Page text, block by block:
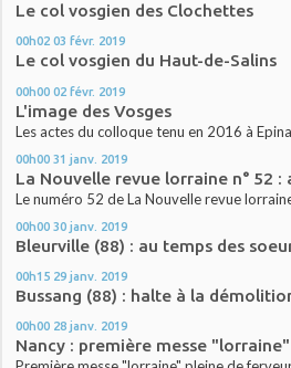
Le col vosgien des Clochettes
00h02 03 févr. 2019
Le col vosgien du Haut-de-Salins
00h00 02 févr. 2019
L'image des Vosges
Les actes du colloque tenu en 2016 à
00h00 31 janv. 2019
La Nouvelle revue lorraine n° 52 :
Le numéro 52 de La Nouvelle revue
00h00 30 janv. 2019
Bleurville (88) : au temps des
00h15 29 janv. 2019
Bussang (88) : halte à la
00h00 28 janv. 2019
Nancy : première messe